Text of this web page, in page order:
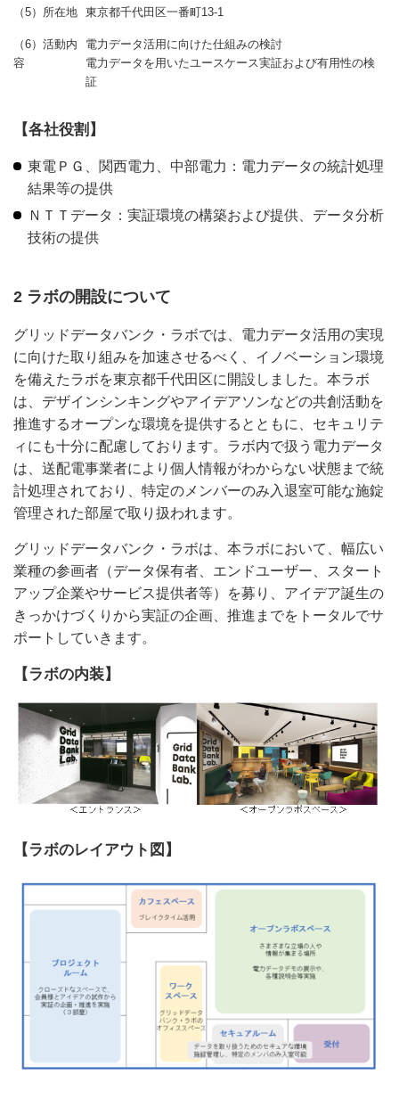
（5）所在地 東京都千代田区一番町13-1
（6）活動内
容
電力データ活用に向けた仕組みの検討
電力データを用いたユースケース実証および有用性の検
証
【各社役割】
東電ＰＧ、関西電力、中部電力：電力データの統計処理
結果等の提供
ＮＴＴデータ：実証環境の構築および提供、データ分析
技術の提供
2 ラボの開設について
グリッドデータバンク・ラボでは、電力データ活用の実現
に向けた取り組みを加速させるべく、イノベーション環境
を備えたラボを東京都千代田区に開設しました。本ラボ
は、デザインシンキングやアイデアソンなどの共創活動を
推進するオープンな環境を提供するとともに、セキュリテ
ィにも十分に配慮しております。ラボ内で扱う電力データ
は、送配電事業者により個人情報がわからない状態まで統
計処理されており、特定のメンバーのみ入退室可能な施錠
管理された部屋で取り扱われます。
グリッドデータバンク・ラボは、本ラボにおいて、幅広い
業種の参画者（データ保有者、エンドユーザー、スタート
アップ企業やサービス提供者等）を募り、アイデア誕生の
きっかけづくりから実証の企画、推進までをトータルでサ
ポートしていきます。
【ラボの内装】
【ラボのレイアウト図】